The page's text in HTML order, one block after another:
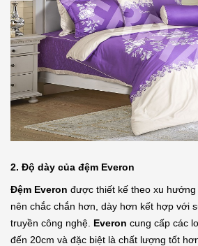
2. Độ dày của đệm Everon
Đệm Everon được thiết kế theo xu
nên chắc chắn hơn, dày hơn kết hợp với
truyền công nghệ. Everon cung cấp các
đến 20cm và đặc biệt là chất lượng tốt